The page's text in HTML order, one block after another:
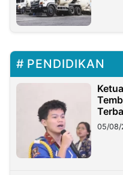
PENDIDIKAN
05/08/